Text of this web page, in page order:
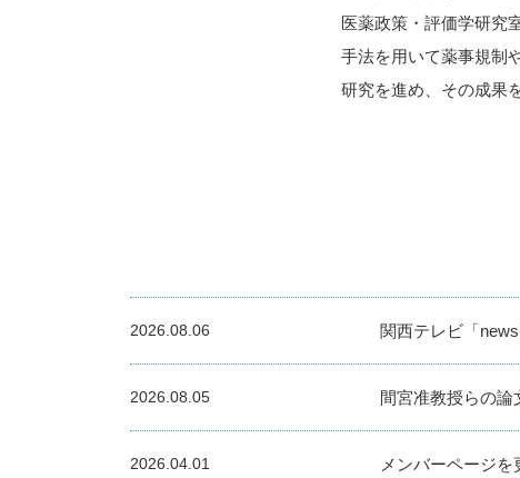
医薬政策・評価学研究
手法を用いて薬事規制
研究を進め、その成果
2026.08.06 関西テレビ「
2026.08.05 間宮准教授らの論
2026.04.01 メンバーページを